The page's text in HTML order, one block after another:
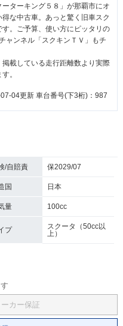
ターキング５８」が那覇市にオ
な中古車。あっと驚く旧車スク
。ご予算、使い方にピッタリの
ャンネル「スクキンＴＶ」もチ
載している走行距離数より実際
。
04更新 車台番号(下3桁)：987
/自賠責 保2029/07
国 日本
量 100cc
プ
スクータ（50cc以
上）
ーカー保証